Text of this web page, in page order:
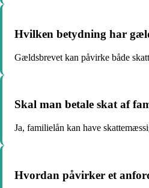
Hvilken betydning har
Gældsbrevet kan påvirke både
Skal man betale skat af
Ja, familielån kan have
Hvordan påvirker et